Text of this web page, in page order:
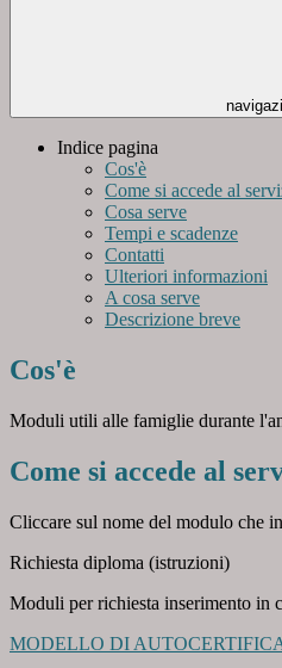
Indice pagina
Cos'è
Come si accede al
Cosa serve
Tempi e scadenze
Contatti
Ulteriori informazioni
A cosa serve
Descrizione breve
Cos'è
Moduli utili alle famiglie durante
Come si accede al
Cliccare sul nome del modulo che
Richiesta diploma (istruzioni)
Moduli per richiesta inserimento in
MODELLO DI